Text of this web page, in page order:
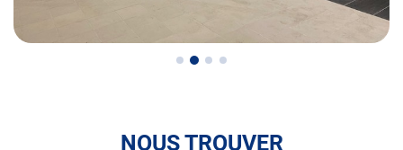
Adhérent à l'UCAF - Association des Commerçants et
NOUS TROUVER